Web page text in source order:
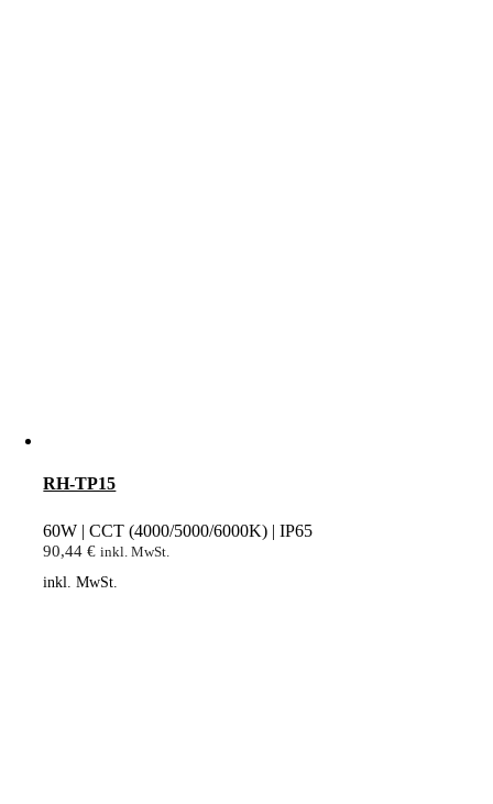
RH-TP15
60W | CCT (4000/5000/6000K) | IP65
90,44€ inkl. MwSt.
inkl. MwSt.